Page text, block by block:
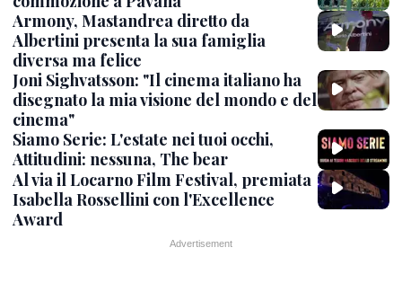
Armony, Mastandrea diretto da
Albertini presenta la sua famiglia
diversa ma felice
Joni Sighvatsson: "Il cinema italiano ha
disegnato la mia visione del mondo e del
cinema"
Siamo Serie: L'estate nei tuoi occhi,
Attitudini: nessuna, The bear
Al via il Locarno Film Festival, premiata
Isabella Rossellini con l'Excellence
Award